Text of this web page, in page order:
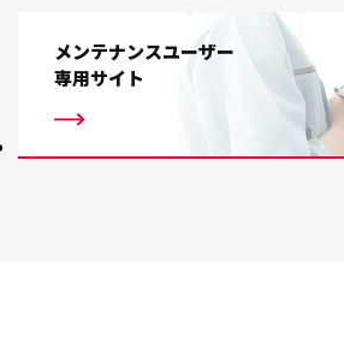
メンテナンスユーザー
専用サイト